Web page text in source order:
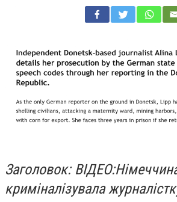
Заголовок: ВІДЕО:
криміналізувала